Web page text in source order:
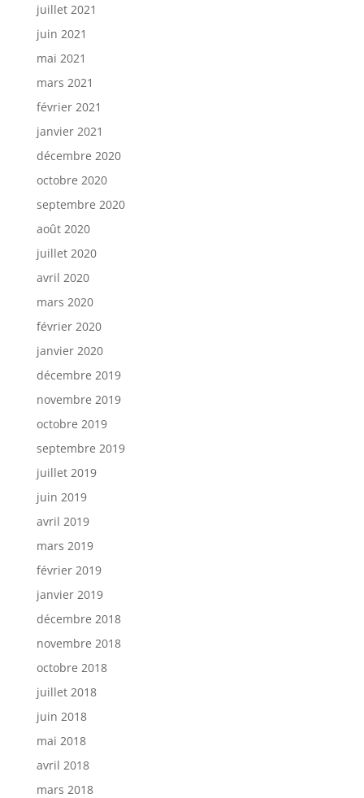
juillet 2021
juin 2021
mai 2021
mars 2021
février 2021
janvier 2021
décembre 2020
octobre 2020
septembre 2020
août 2020
juillet 2020
avril 2020
mars 2020
février 2020
janvier 2020
décembre 2019
novembre 2019
octobre 2019
septembre 2019
juillet 2019
juin 2019
avril 2019
mars 2019
février 2019
janvier 2019
décembre 2018
novembre 2018
octobre 2018
juillet 2018
juin 2018
mai 2018
avril 2018
mars 2018